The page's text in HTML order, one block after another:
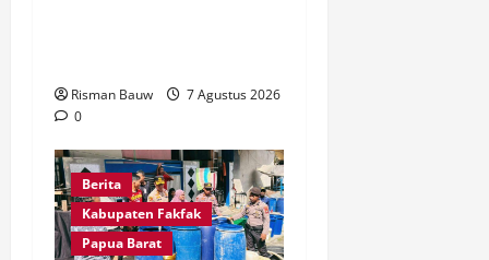
Risman Bauw
7 Agustus 2026
0
Berita
Kabupaten Fakfak
Papua Barat